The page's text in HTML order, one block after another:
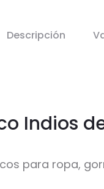
Descripción
Indios
para ropa,